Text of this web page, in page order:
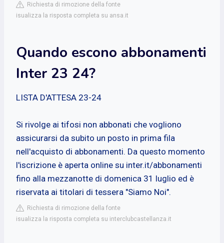
Richiesta di rimozione della fonte
isualizza la risposta completa su ansa.it
Quando escono abbonamenti
Inter 23 24?
LISTA D'ATTESA 23-24
Si rivolge ai tifosi non abbonati che vogliono
assicurarsi da subito un posto in prima fila
nell'acquisto di abbonamenti. Da questo momento
l'iscrizione è aperta online su inter.it/abbonamenti
fino alla mezzanotte di domenica 31 luglio ed è
riservata ai titolari di tessera "Siamo Noi".
Richiesta di rimozione della fonte
isualizza la risposta completa su interclubcastellanza.it